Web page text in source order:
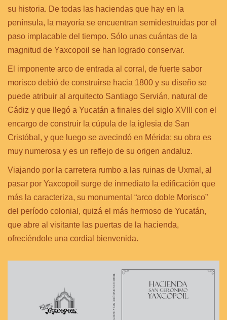
su historia. De todas las haciendas que hay en la
península, la mayoría se encuentran semidestruidas por el
paso implacable del tiempo. Sólo unas cuántas de la
magnitud de Yaxcopoil se han logrado conservar.
El imponente arco de entrada al corral, de fuerte sabor
morisco debió de construirse hacia 1800 y su diseño se
puede atribuir al arquitecto Santiago Servián, natural de
Cádiz y que llegó a Yucatán a finales del siglo XVIII con el
encargo de construir la cúpula de la iglesia de San
Cristóbal, y que luego se avecindó en Mérida; su obra es
muy numerosa y es un reflejo de su origen andaluz.
Viajando por la carretera rumbo a las ruinas de Uxmal, al
pasar por Yaxcopoil surge de inmediato la edificación que
más la caracteriza, su monumental “arco doble Morisco”
del período colonial, quizá el más hermoso de Yucatán,
que abre al visitante las puertas de la hacienda,
ofreciéndole una cordial bienvenida.